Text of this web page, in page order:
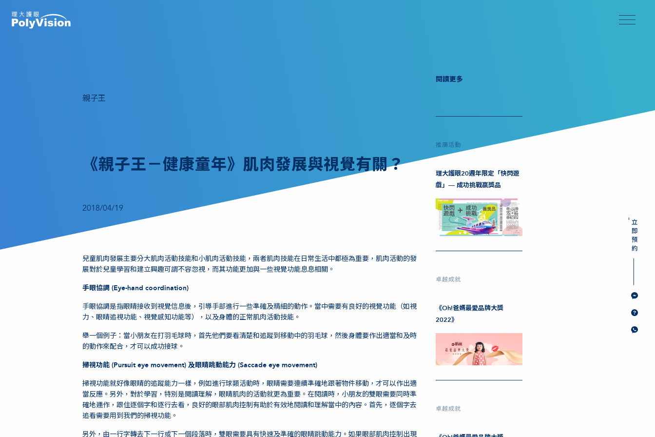
親子王
《親子王－健康童年》肌肉發展與視覺有關？
2018/04/19
兒童肌肉發展主要分大肌肉活動技能和小肌肉活動技能，兩者肌肉技能在日常生活中都極為重要，肌肉活動的發
展對於兒童學習和建立興趣可謂不容忽視，而其功能更加與一些視覺功能息息相關。
手眼協調 (Eye-hand coordination)
手眼協調是指眼睛接收到視覺信息後，引導手部進行一些準確及精細的動作。當中需要有良好的視覺功能（如視
力、眼睛追視功能、視覺感知功能等），以及身體的正常肌肉活動技能。
舉一個例子：當小朋友在打羽毛球時，首先他們要看清楚和追蹤到移動中的羽毛球，然後身體要作出適當和及時
的動作來配合，才可以成功接球。
掃視功能 (Pursuit eye movement) 及眼睛跳動能力 (Saccade eye movement)
掃視功能就好像眼睛的追蹤能力一樣，例如進行球類活動時，眼睛需要連續準確地跟著物件移動，才可以作出適
當反應。另外，對於學習，特別是閲讀理解，眼睛肌肉的活動就更為重要。在閱讀時，小朋友的雙眼需要同時準
確地運作，跟住逐個字和逐行去看，良好的眼部肌肉控制有助於有效地閱讀和理解當中的內容。首先，逐個字去
追看需要用到我們的掃視功能。
另外，由一行字轉去下一行或下一個段落時，雙眼需要具有快速及準確的眼睛跳動能力。如果眼部肌肉控制出現
閱讀更多
推廣活動
理大護眼20週年限定「快閃遊
戲」— 成功挑戰贏獎品
卓越成就
《Oh!爸媽最愛品牌大獎
2022》
卓越成就